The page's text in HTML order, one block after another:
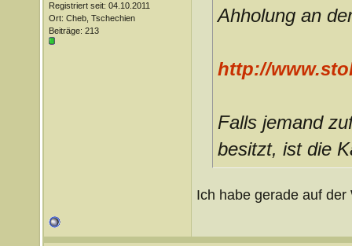
Registriert seit: 04.10.2011
Ort: Cheb, Tschechien
Beiträge: 213
Ahholung an
http://
Falls jemand
besitzt, ist die
Ich habe gerade auf